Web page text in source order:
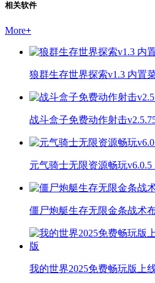
相关软件
More+
狼群生存世界探索v1.3 内置
战斗盒子免费动作射击
元气骑士无限资源畅玩v6.0.5
僵尸炮艇生存无限金条战术
我的世界2025免费畅玩版上